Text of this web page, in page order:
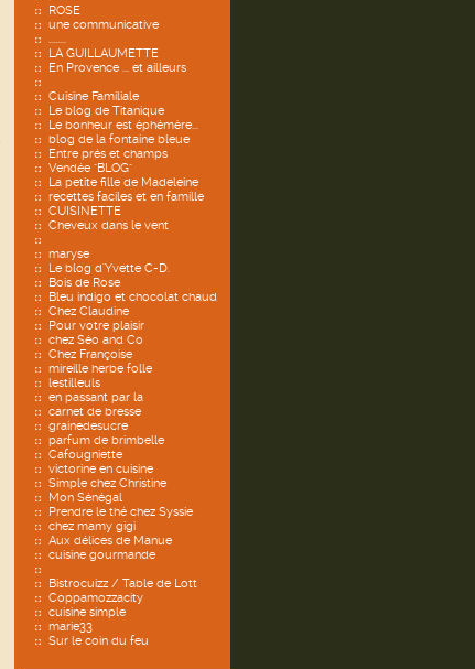
ROSE
une communicative
........
LA GUILLAUMETTE
En Provence ... et ailleurs
Cuisine Familiale
Le blog de Titanique
Le bonheur est éphémère...
blog de la fontaine bleue
Entre prés et champs
Vendée "BLOG"
La petite fille de Madeleine
recettes faciles et en famille
CUISINETTE
Cheveux dans le vent
maryse
Le blog d'Yvette C-D.
Bois de Rose
Bleu indigo et chocolat chaud
Chez Claudine
Pour votre plaisir
chez Séo and Co
Chez Françoise
mireille herbe folle
lestilleuls
en passant par la
carnet de bresse
grainedesucre
parfum de brimbelle
Cafougniette
victorine en cuisine
Simple chez Christine
Mon Sénégal
Prendre le thé chez Syssie
chez mamy gigi
Aux délices de Manue
cuisine gourmande
Bistrocuizz / Table de Lott
Coppamozzacity
cuisine simple
marie33
Sur le coin du feu